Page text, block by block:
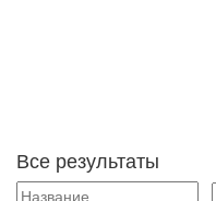
Все результаты